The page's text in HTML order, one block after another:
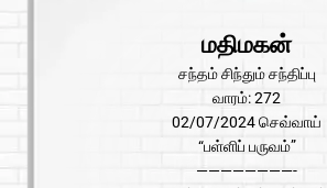
மதிமகன்
சந்தம் சிந்தும் சந்திப்பு
வாரம்: 272
02/07/2024 செவ்வாய்
“பள்ளிப் பருவம்”
————————-